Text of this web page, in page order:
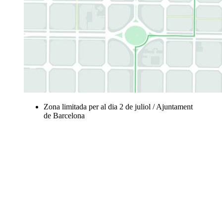
Zona limitada per al dia 2 de juliol / Ajuntament
de Barcelona